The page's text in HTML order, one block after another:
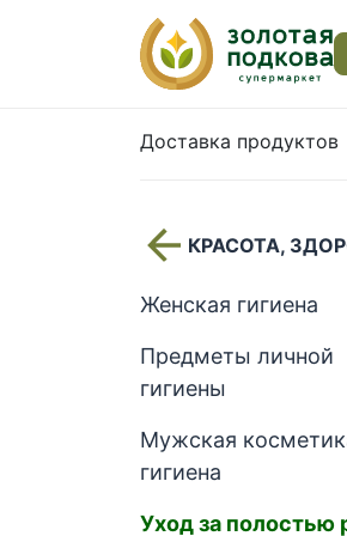
Доставка продуктов
КРАСОТА,
Женская гигиена
Предметы личной
гигиены
Мужская
гигиена
Уход за полостью